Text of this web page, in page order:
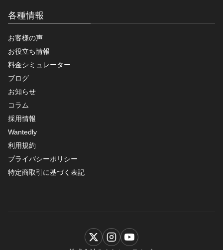
各種情報
お客様の声
お役立ち情報
料金シミュレーター
ブログ
お知らせ
コラム
採用情報
Wantedly
利用規約
プライバシーポリシー
特定商取引に基づく表記